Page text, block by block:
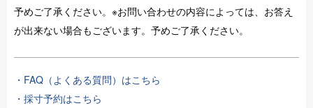
予めご了承ください。※お問い合わせの内容によっては、お答え
が出来ない場合もございます。予めご了承ください。
・FAQ（よくある質問）はこちら
・採寸予約はこちら